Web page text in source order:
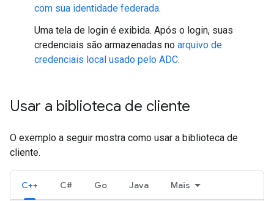
com sua identidade federada.
Uma tela de login é exibida. Após o login, suas
credenciais são armazenadas no arquivo de
credenciais local usado pelo ADC.
Usar a biblioteca de cliente
O exemplo a seguir mostra como usar a biblioteca de
cliente.
C++ C# Go Java Mais